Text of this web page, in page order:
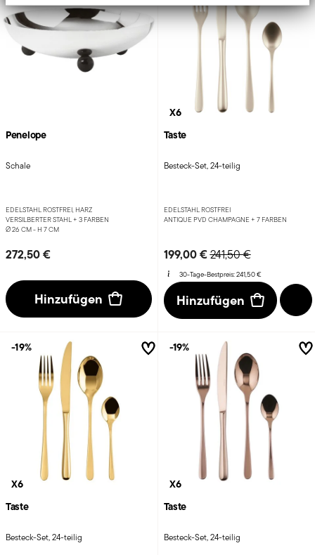
Penelope
Schale
EDELSTAHL ROSTFREI, HARZ
VERSILBERTER STAHL + 3 FARBEN
Ø 26 CM - H 7 CM
272,50 €
Hinzufügen
X6
Taste
Besteck-Set, 24-teilig
EDELSTAHL ROSTFREI
ANTIQUE PVD CHAMPAGNE + 7 FARBEN
199,00 €Price reduced from
241,50 €to
30-Tage-Bestpreis:241,50 €
Hinzufügen
X6
Taste
Besteck-Set, 24-teilig
-19%
X6
Taste
Besteck-Set, 24-teilig
-19%